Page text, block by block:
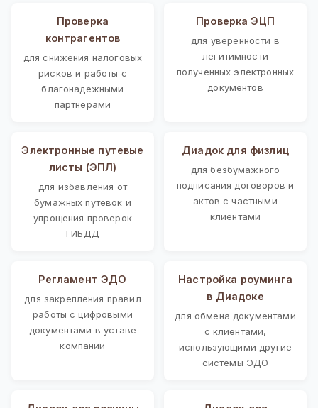
Проверка
контрагентов
для снижения налоговых
рисков и работы с
благонадежными
партнерами
Проверка ЭЦП
для уверенности в
легитимности
полученных электронных
документов
Электронные путевые
листы (ЭПЛ)
для избавления от
бумажных путевок и
упрощения проверок
ГИБДД
Диадок для физлиц
для безбумажного
подписания договоров и
актов с частными
клиентами
Регламент ЭДО
для закрепления правил
работы с цифровыми
документами в уставе
компании
Настройка роуминга
в Диадоке
для обмена документами
с клиентами,
использующими другие
системы ЭДО